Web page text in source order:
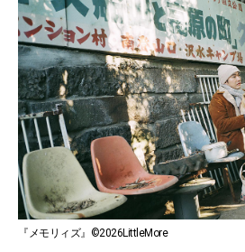
『メモリィズ』©2026LittleMore